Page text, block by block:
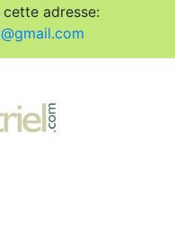
adresse: